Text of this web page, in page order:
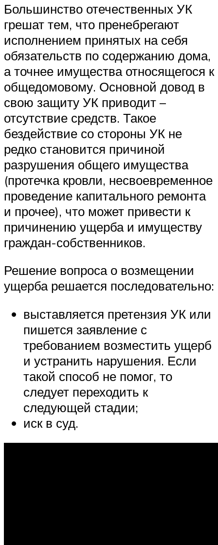
Большинство отечественных УК
грешат тем, что пренебрегают
исполнением принятых на себя
обязательств по содержанию дома,
а точнее имущества относящегося к
общедомовому. Основной довод в
свою защиту УК приводит –
отсутствие средств. Такое
бездействие со стороны УК не
редко становится причиной
разрушения общего имущества
(протечка кровли, несвоевременное
проведение капитального ремонта
и прочее), что может привести к
причинению ущерба и имуществу
граждан-собственников.
Решение вопроса о возмещении
ущерба решается последовательно:
выставляется претензия УК или
пишется заявление с
требованием возместить ущерб
и устранить нарушения. Если
такой способ не помог, то
следует переходить к
следующей стадии;
иск в суд.